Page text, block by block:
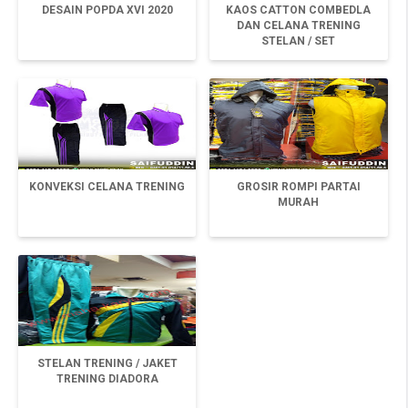
DESAIN POPDA XVI 2020
KAOS CATTON COMBEDLA
DAN CELANA TRENING
STELAN / SET
KONVEKSI CELANA TRENING
GROSIR ROMPI PARTAI
MURAH
STELAN TRENING / JAKET
TRENING DIADORA